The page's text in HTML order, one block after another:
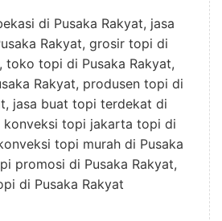
di Pusaka Rakyat, jasa
Rakyat, grosir topi di
toko topi di Pusaka Rakyat,
Rakyat, produsen topi di
jasa buat topi terdekat di
konveksi topi jakarta topi di
topi murah di Pusaka
promosi di Pusaka Rakyat,
di Pusaka Rakyat